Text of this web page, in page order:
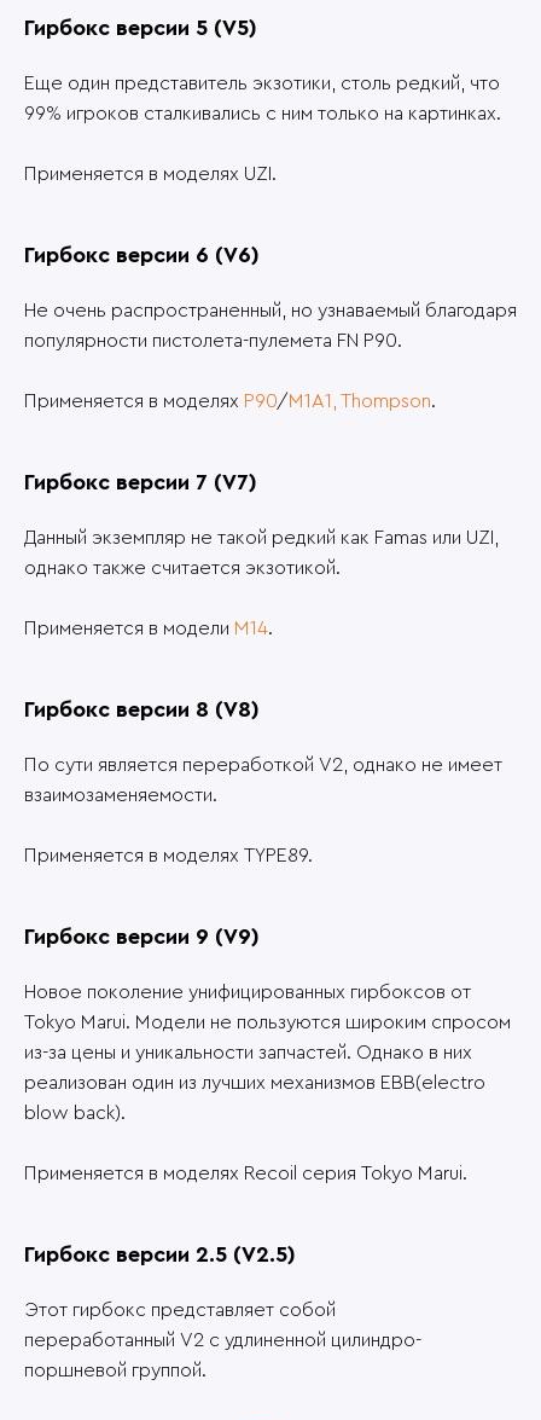
Гирбокс версии 5 (V5)
Еще один представитель экзотики, столь редкий, что
99% игроков сталкивались с ним только на картинках.
Применяется в моделях UZI.
Гирбокс версии 6 (V6)
Не очень распространенный, но узнаваемый благодаря
популярности пистолета-пулемета FN P90.
Применяется в моделях P90/M1A1, Thompson.
Гирбокс версии 7 (V7)
Данный экземпляр не такой редкий как Famas или UZI,
однако также считается экзотикой.
Применяется в модели M14.
Гирбокс версии 8 (V8)
По сути является переработкой V2, однако не имеет
взаимозаменяемости.
Применяется в моделях TYPE89.
Гирбокс версии 9 (V9)
Новое поколение унифицированных гирбоксов от
Tokyo Marui. Модели не пользуются широким спросом
из-за цены и уникальности запчастей. Однако в них
реализован один из лучших механизмов EBB(electro
blow back).
Применяется в моделях Recoil серия Tokyo Marui.
Гирбокс версии 2.5 (V2.5)
Этот гирбокс представляет собой
переработанный V2 c удлиненной цилиндро-
поршневой группой.